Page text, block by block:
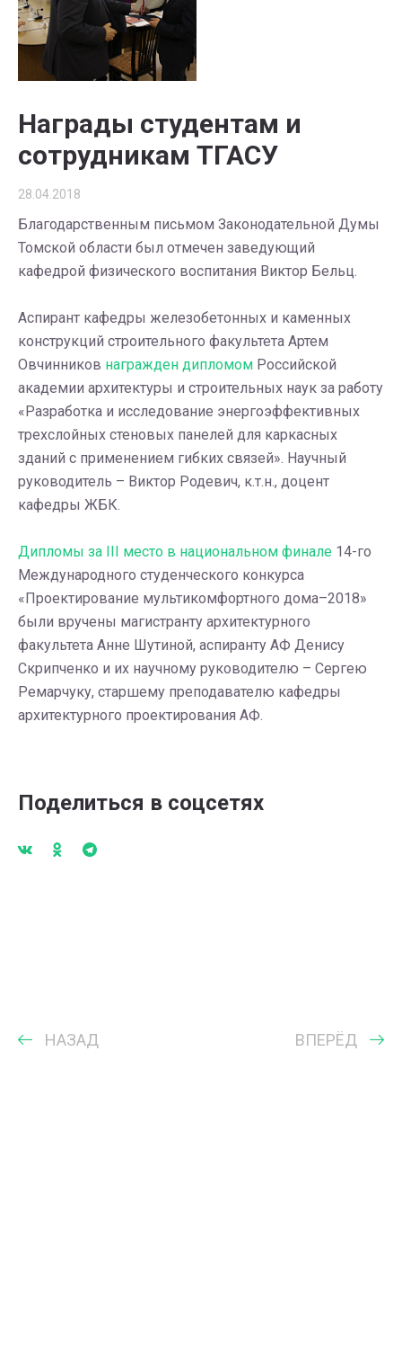
Награды студентам и
сотрудникам ТГАСУ
28.04.2018
Благодарственным письмом Законодательной Думы
Томской области был отмечен заведующий
кафедрой физического воспитания Виктор Бельц.
Аспирант кафедры железобетонных и каменных
конструкций строительного факультета Артем
Овчинников награжден дипломом Российской
академии архитектуры и строительных наук за работу
«Разработка и исследование энергоэффективных
трехслойных стеновых панелей для каркасных
зданий с применением гибких связей». Научный
руководитель – Виктор Родевич, к.т.н., доцент
кафедры ЖБК.
Дипломы за III место в национальном финале 14-го
Международного студенческого конкурса
«Проектирование мультикомфортного дома–2018»
были вручены магистранту архитектурного
факультета Анне Шутиной, аспиранту АФ Денису
Скрипченко и их научному руководителю – Сергею
Ремарчуку, старшему преподавателю кафедры
архитектурного проектирования АФ.
Поделиться в соцсетях
НАЗАД ВПЕРЁД